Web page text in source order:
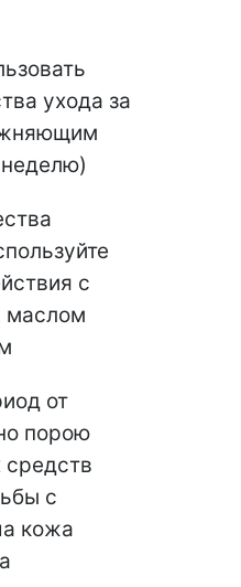
ухода за
с
маслом
от
порою
средств
с
кожа